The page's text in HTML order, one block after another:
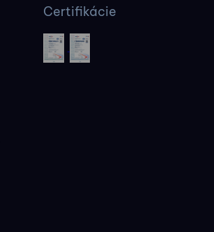
Certifikácie